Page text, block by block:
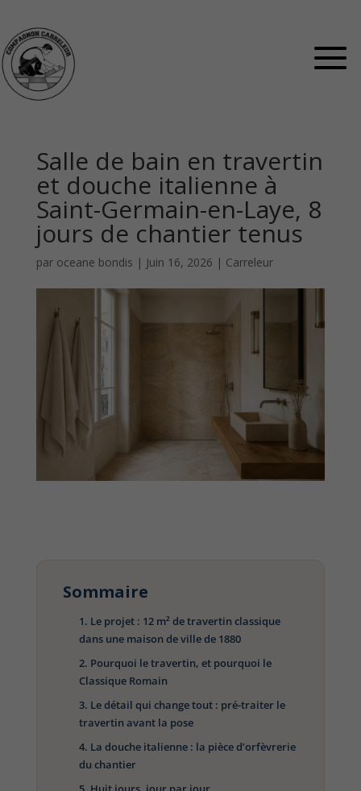
Salle de bain en travertin
et douche italienne à
Saint-Germain-en-Laye, 8
jours de chantier tenus
par oceane bondis | Juin 16, 2026 | Carreleur
Sommaire
Le projet : 12 m² de travertin classique
dans une maison de ville de 1880
Pourquoi le travertin, et pourquoi le
Classique Romain
Le détail qui change tout : pré-traiter le
travertin avant la pose
La douche italienne : la pièce d’orfèvrerie
du chantier